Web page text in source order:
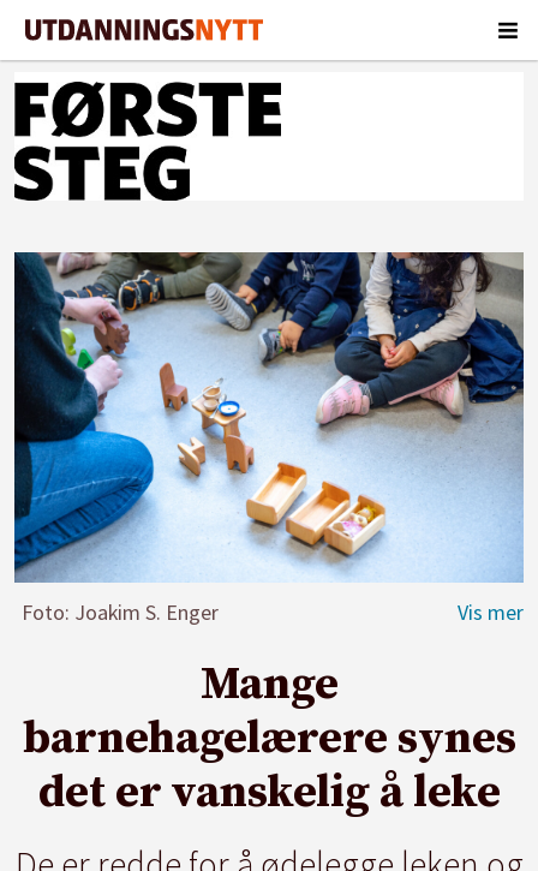
Foto: Joakim S. Enger
Mange
barnehagelærere synes
det er vanskelig å leke